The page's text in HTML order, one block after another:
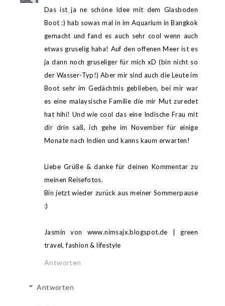
Das ist ja ne schöne Idee mit dem Glasboden
Boot :) hab sowas mal in im Aquarium in Bangkok
gemacht und fand es auch sehr cool wenn auch
etwas gruselig haha! Auf den offenen Meer ist es
ja dann noch gruseliger für mich xD (bin nicht so
der Wasser-Typ!) Aber mir sind auch die Leute im
Boot sehr im Gedächtnis geblieben, bei mir war
es eine malaysische Familie die mir Mut zuredet
hat hihi! Und wie cool das eine Indische Frau mit
dir drin saß, ich gehe im November für einige
Monate nach Indien und kanns kaum erwarten!
Liebe Grüße & danke für deinen Kommentar zu
meinen Reisefotos.
Bin jetzt wieder zurück aus meiner Sommerpause
:)
Jasmin von www.nimsajx.blogspot.de | green
travel, fashion & lifestyle
Antworten
Antworten